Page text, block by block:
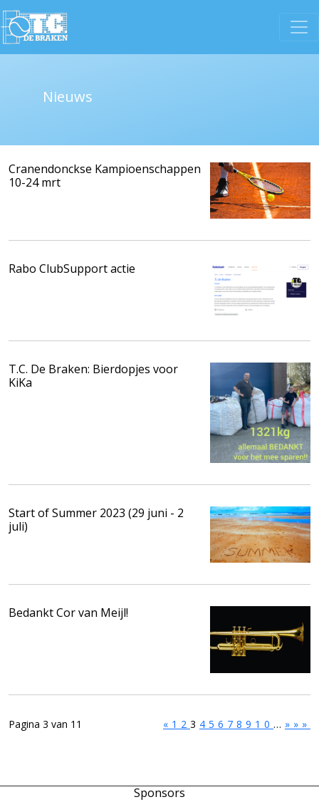
Nieuws
Cranendonckse Kampioenschappen
10-24 mrt
Rabo ClubSupport actie
T.C. De Braken: Bierdopjes voor
KiKa
Start of Summer 2023 (29 juni - 2
juli)
Bedankt Cor van Meijl!
Pagina 3 van 11 « 1 2 3 4 5 6 7 8 9 10 … » »»
Sponsors